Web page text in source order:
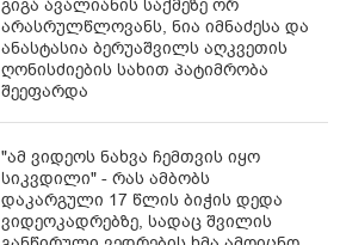
გიგა ავალიანის საქმეზე ორ
არასრულწლოვანს, ნია იმნაძესა და
ანასტასია ბერუაშვილს აღკვეთის
ღონისძიების სახით პატიმრობა
შეეფარდა
"ამ ვიდეოს ნახვა ჩემთვის იყო
სიკვდილი" - რას ამბობს
დაკარგული 17 წლის ბიჭის დედა
ვიდეოკადრებზე, სადაც შვილის